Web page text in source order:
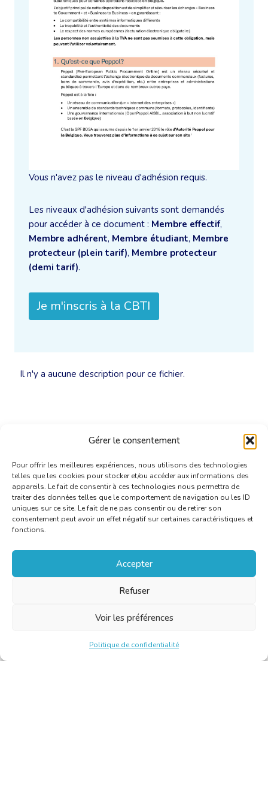
Gérer le consentement
Pour offrir les meilleures expériences, nous utilisons des technologies
telles que les cookies pour stocker et/ou accéder aux informations des
appareils. Le fait de consentir à ces technologies nous permettra de
traiter des données telles que le comportement de navigation ou les ID
uniques sur ce site. Le fait de ne pas consentir ou de retirer son
consentement peut avoir un effet négatif sur certaines caractéristiques et
fonctions.
Accepter
Refuser
Voir les préférences
Politique de confidentialité
Il n'y a aucune description pour ce fichier.
Vous n'avez pas le niveau d'adhésion requis.
Les niveaux d'adhésion suivants sont demandés
pour accéder à ce document : Membre effectif,
Membre adhérent, Membre étudiant, Membre
protecteur (plein tarif), Membre protecteur
(demi tarif).
Je m'inscris à la CBTI